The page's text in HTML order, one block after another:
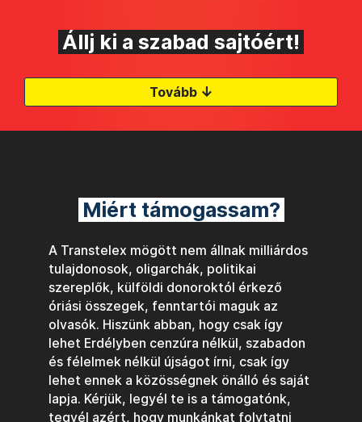
Állj ki a szabad sajtóért!
Tovább ↓
Miért támogassam?
A Transtelex mögött nem állnak milliárdos
tulajdonosok, oligarchák, politikai
szereplők, külföldi donoroktól érkező
óriási összegek, fenntartói maguk az
olvasók. Hiszünk abban, hogy csak így
lehet Erdélyben cenzúra nélkül, szabadon
és félelmek nélkül újságot írni, csak így
lehet ennek a közösségnek önálló és saját
lapja. Kérjük, legyél te is a támogatónk,
tegyél azért, hogy munkánkat folytatni